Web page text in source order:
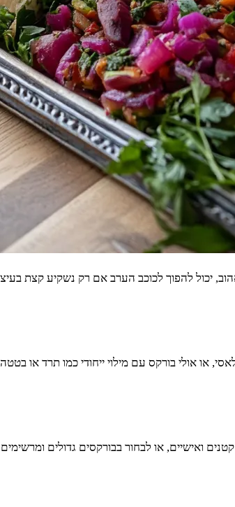
יכול להפוך לכוכב הערב אם רק נשקיע קצת
אולי בורקס עם מילוי ייחודי כמו תרד או בטטה?
ואישיים, או לבחור בבורקסים גדולים